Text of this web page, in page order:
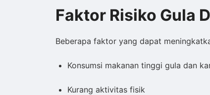
Faktor Risiko Gula
Beberapa faktor yang dapat
Konsumsi makanan tinggi gula dan
Kurang aktivitas fisik